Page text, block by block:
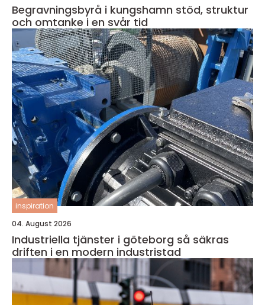
Begravningsbyrå i kungshamn stöd, struktur
och omtanke i en svår tid
inspiration
04. August 2026
Industriella tjänster i göteborg så säkras
driften i en modern industristad